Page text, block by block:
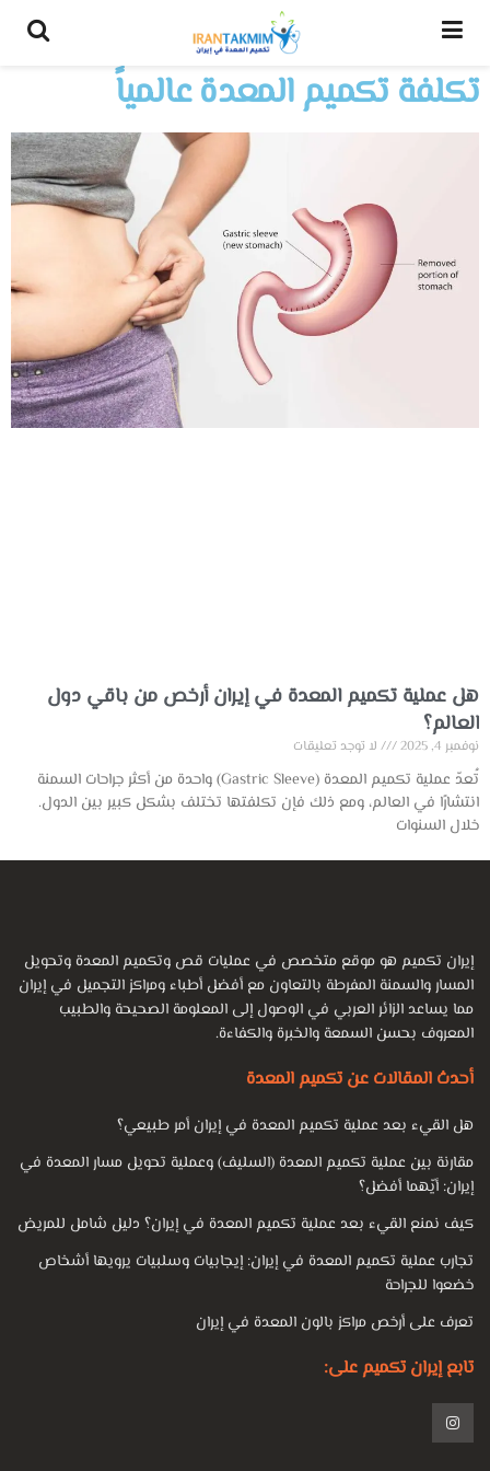
تكلفة تكميم المعدة عالمياً
هل عملية تكميم المعدة في إيران أرخص من باقي دول
العالم؟
نوفمبر 4, 2025 لا توجد تعليقات
تُعدّ عملية تكميم المعدة (Gastric Sleeve) واحدة من أكثر جراحات السمنة
انتشارًا في العالم، ومع ذلك فإن تكلفتها تختلف بشكل كبير بين الدول.
خلال السنوات
إيران تكميم هو موقع متخصص في عمليات قص وتكميم المعدة وتحويل
المسار والسمنة المفرطة بالتعاون مع أفضل أطباء ومراكز التجميل في إيران
مما يساعد الزائر العربي في الوصول إلى المعلومة الصحيحة والطبيب
المعروف بحسن السمعة والخبرة والكفاءة.
أحدث المقالات عن تكميم المعدة
هل القيء بعد عملية تكميم المعدة في إيران أمر طبيعي؟
مقارنة بين عملية تكميم المعدة (السليف) وعملية تحويل مسار المعدة في
إيران: أيّهما أفضل؟
كيف نمنع القيء بعد عملية تكميم المعدة في إيران؟ دليل شامل للمريض
تجارب عملية تكميم المعدة في إيران: إيجابيات وسلبيات يرويها أشخاص
خضعوا للجراحة
تعرف على أرخص مراكز بالون المعدة في إيران
تابع إيران تكميم على: